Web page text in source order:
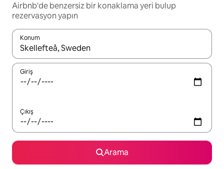
Airbnb'de benzersiz bir konaklama yeri bulup
rezervasyon yapın
Konum
Sonuçlar kullanılabilir olduğunda yukarı ve aşağı oklarıyla
Giriş
Çıkış
Arama